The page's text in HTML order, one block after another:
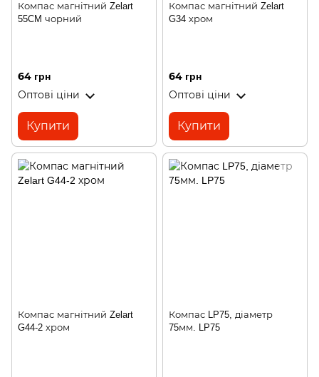
Компас магнітний Zelart
55CM чорний
64 грн
Оптові ціни
Купити
Компас магнітний Zelart
G34 хром
64 грн
Оптові ціни
Купити
Компас магнітний Zelart
G44-2 хром
Компас LP75, діаметр
75мм. LP75